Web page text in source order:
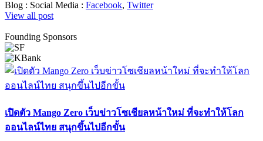
Blog : Social Media : Facebook, Twitter
View all post
Founding Sponsors
เปิดตัว Mango Zero เว็บข่าวโซเชียลหน้าใหม่ ที่จะทำให้โลก
ออนไลน์ไทย สนุกขึ้นไปอีกขั้น